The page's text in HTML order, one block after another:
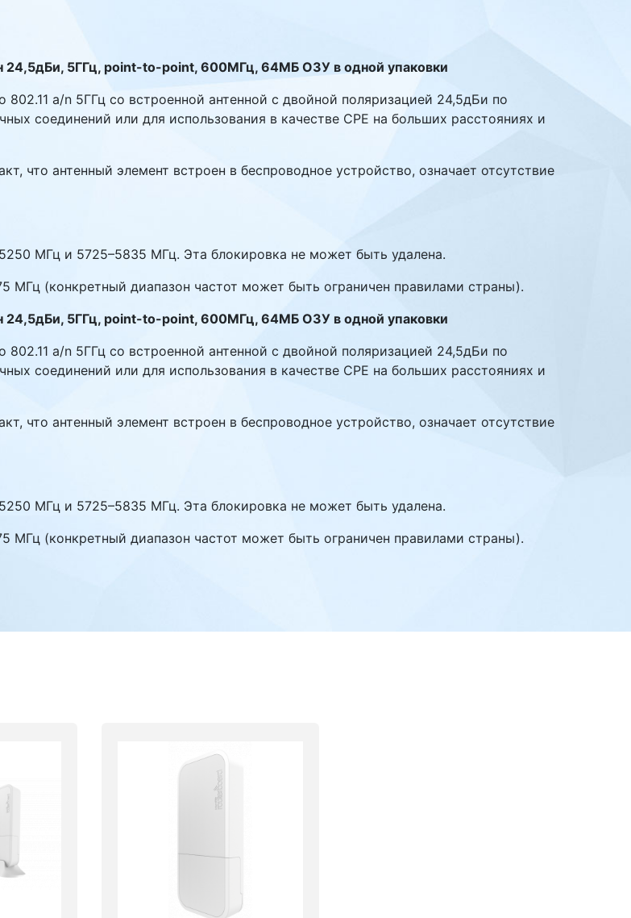
24,5дБи, 5ГГц, point-to-point, 600МГц, 64МБ ОЗУ в одной упаковки
a/n 5ГГц со встроенной антенной с двойной поляризацией 24,5дБи по
соединений или для использования в качестве CPE на больших расстояниях и
что антенный элемент встроен в беспроводное устройство, означает отсутствие
МГц и 5725–5835 МГц. Эта блокировка не может быть удалена.
МГц (конкретный диапазон частот может быть ограничен правилами страны).
24,5дБи, 5ГГц, point-to-point, 600МГц, 64МБ ОЗУ в одной упаковки
a/n 5ГГц со встроенной антенной с двойной поляризацией 24,5дБи по
соединений или для использования в качестве CPE на больших расстояниях и
что антенный элемент встроен в беспроводное устройство, означает отсутствие
МГц и 5725–5835 МГц. Эта блокировка не может быть удалена.
МГц (конкретный диапазон частот может быть ограничен правилами страны).